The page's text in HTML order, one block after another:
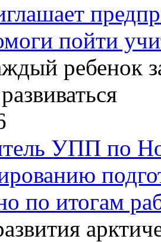
пойти
ребенок
УПП по
по итогам